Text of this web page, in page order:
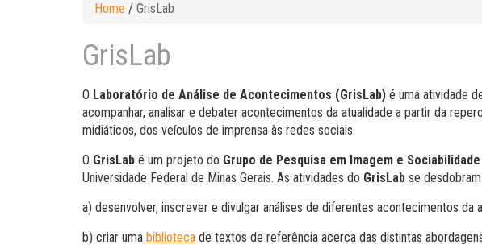
Home / GrisLab
GrisLab
O Laboratório de Análise de Acontecimentos (GrisLab) é uma atividade
acompanhar, analisar e debater acontecimentos da atualidade a partir da
midiáticos, dos veículos de imprensa às redes sociais.
O GrisLab é um projeto do Grupo de Pesquisa em Imagem e
Universidade Federal de Minas Gerais. As atividades do GrisLab se
a) desenvolver, inscrever e divulgar análises de diferentes acontecimentos da
b) criar uma biblioteca de textos de referência acerca das distintas